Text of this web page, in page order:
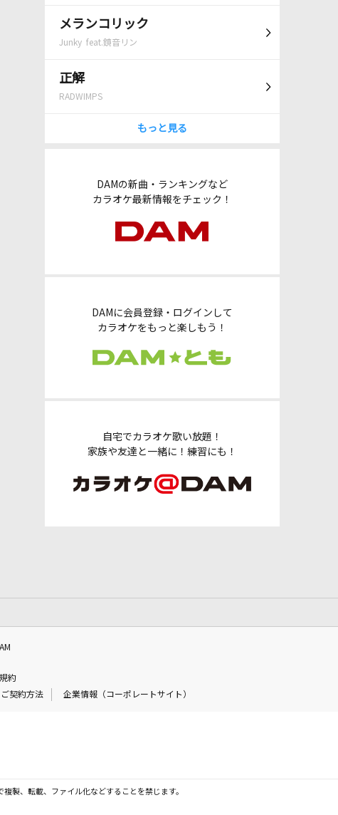
メランコリック
Junky feat.鏡音リン
正解
RADWIMPS
もっと見る
DAMの新曲・ランキングなど
カラオケ最新情報をチェック！
DAMに会員登録・ログインして
カラオケをもっと楽しもう！
自宅でカラオケ歌い放題！
家族や友達と一緒に！練習にも！
約
ご契約方法 企業情報（コーポレートサイト）
製、転載、ファイル化などすることを禁じます。